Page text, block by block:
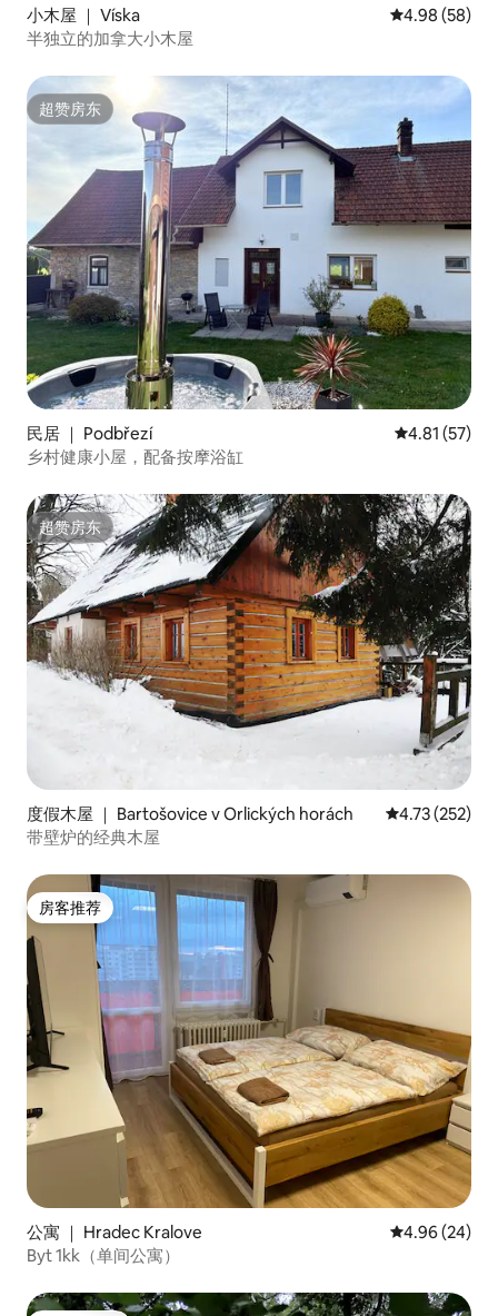
小木屋 ｜ Víska 平均评分 4.98
4.98 (58)
半独立的加拿大小木屋
超赞房东
超赞房东
民居 ｜ Podbřezí 平均评分
4.81 (57)
乡村健康小屋，配备按摩浴缸
超赞房东
超赞房东
度假木屋 ｜ Bartošovice v Orlických horách 平均评分 4.73
4.73 (252)
带壁炉的经典木屋
房客推荐
房客推荐
公寓 ｜ Hradec Kralove 平均评分 4.96
4.96 (24)
Byt 1kk（单间公寓）